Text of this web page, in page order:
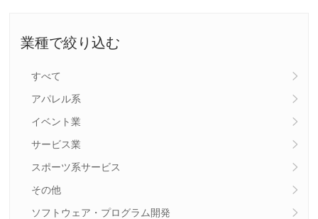
業種で絞り込む
すべて
アパレル系
イベント業
サービス業
スポーツ系サービス
その他
ソフトウェア・プログラム開発